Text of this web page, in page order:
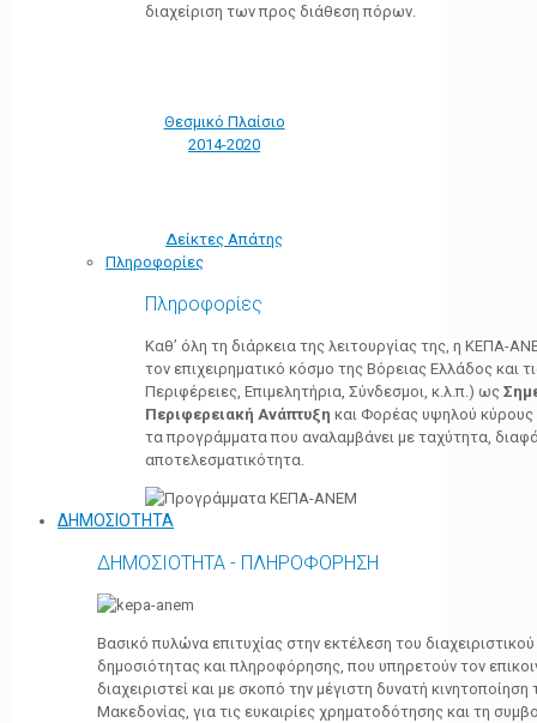
διαχείριση των προς διάθεση πόρων.
Θεσμικό Πλαίσιο
2014-2020
Δείκτες Απάτης
Πληροφορίες
Πληροφορίες
Καθ’ όλη τη διάρκεια της λειτουργίας της, η ΚΕΠΑ-
τον επιχειρηματικό κόσμο της Βόρειας Ελλάδος και
Περιφέρειες, Επιμελητήρια, Σύνδεσμοι, κ.λ.π.) ως
Περιφερειακή Ανάπτυξη και Φορέας υψηλού κύρους
τα προγράμματα που αναλαμβάνει με ταχύτητα,
αποτελεσματικότητα.
ΔΗΜΟΣΙΟΤΗΤΑ
ΔΗΜΟΣΙΟΤΗΤΑ - ΠΛΗΡΟΦΟΡΗΣΗ
Βασικό πυλώνα επιτυχίας στην εκτέλεση του
δημοσιότητας και πληροφόρησης, που υπηρετούν τον
διαχειριστεί και με σκοπό την μέγιστη δυνατή
Μακεδονίας, για τις ευκαιρίες χρηματοδότησης και τη